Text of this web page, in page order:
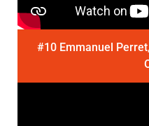
#10 Emmanuel